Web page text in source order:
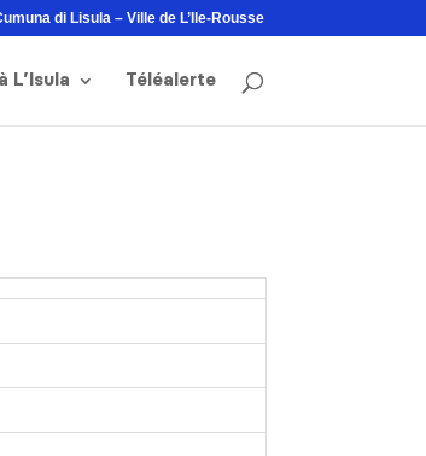
di Lisula – Ville de L’Ile-Rousse
L’Isula Téléalerte